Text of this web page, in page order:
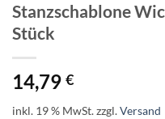
Stanzschablone
Stück
14,79 €
inkl. 19 % MwSt.zzgl.Versand